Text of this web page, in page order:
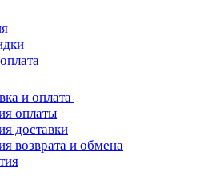
и оплата
оплаты
доставки
возврата и обмена